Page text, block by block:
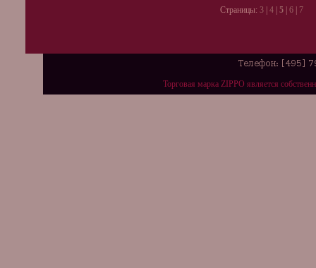
Страницы: 3 4 5 6 7
Торговая марка ZIPPO является